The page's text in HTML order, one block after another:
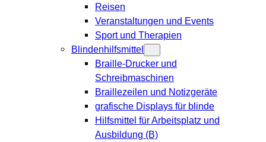
Reisen
Veranstaltungen und Events
Sport und Therapien
Blindenhilfsmittel
Braille-Drucker und
Schreibmaschinen
Braillezeilen und Notizgeräte
grafische Displays für blinde
Hilfsmittel für Arbeitsplatz und
Ausbildung (B)